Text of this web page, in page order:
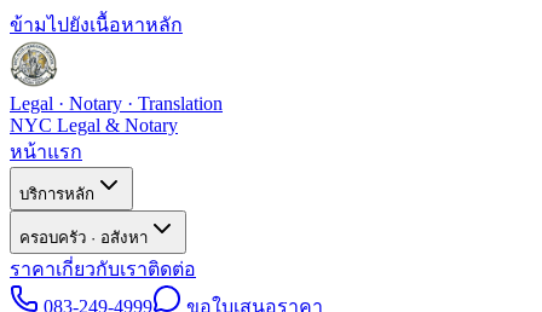
ข้ามไปยังเนื้อหาหลัก
Legal · Notary · Translation
NYC Legal & Notary
หน้าแรก
บริการหลัก
ครอบครัว · อสังหา
ราคาเกี่ยวกับเราติดต่อ
083-249-4999
ขอใบเสนอราคา